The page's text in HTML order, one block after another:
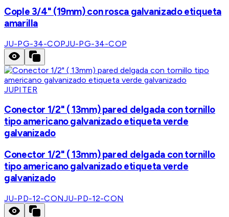
Cople 3/4" (19mm) con rosca galvanizado etiqueta
amarilla
JU-PG-34-COPJU-PG-34-COP
JUPITER
Conector 1/2" ( 13mm) pared delgada con tornillo
tipo americano galvanizado etiqueta verde
galvanizado
Conector 1/2" ( 13mm) pared delgada con tornillo
tipo americano galvanizado etiqueta verde
galvanizado
JU-PD-12-CONJU-PD-12-CON